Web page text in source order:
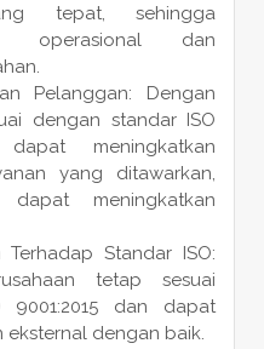
tepat, sehingga
operasional dan
Pelanggan: Dengan
dengan standar ISO
dapat meningkatkan
yang ditawarkan,
meningkatkan
Terhadap Standar ISO:
tetap sesuai
9001:2015 dan dapat
dengan baik.